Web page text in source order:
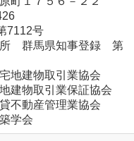
7112号
所 群馬県知事登録 第
地建物取引業協会
建物取引業保証協会
不動産管理業協会
学会